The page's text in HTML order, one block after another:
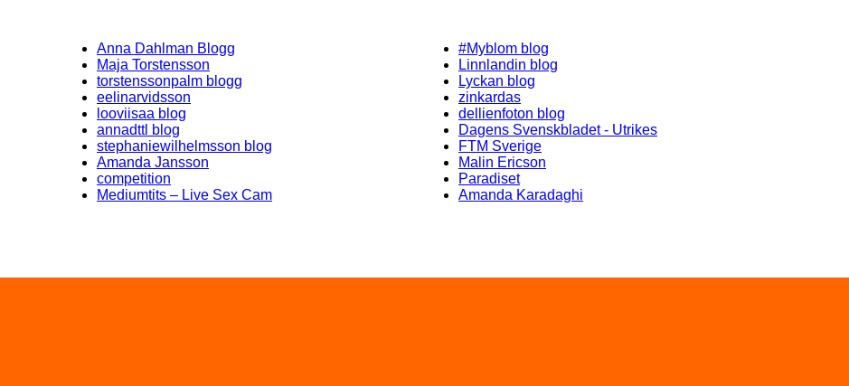
Anna Dahlman Blogg
Maja Torstensson
torstenssonpalm blogg
eelinarvidsson
looviisaa blog
annadttl blog
stephaniewilhelmsson blog
Amanda Jansson
competition
Mediumtits – Live Sex Cam
#Myblom blog
Linnlandin blog
Lyckan blog
zinkardas
dellienfoton blog
Dagens Svenskbladet - Utrikes
FTM Sverige
Malin Ericson
Paradiset
Amanda Karadaghi